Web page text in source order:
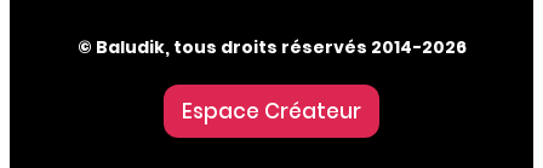
© Baludik, tous droits réservés 2014-2026
Espace Créateur